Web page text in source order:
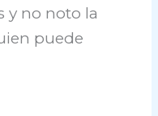
y no noto la
puede